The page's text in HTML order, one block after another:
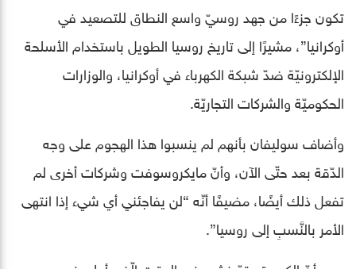
تكون جزءًا من جهد روسيّ واسع النطاق للتصعيد في
أوكرانيا”، مشيرًا إلى تاريخ روسيا الطويل باستخدام الأسلحة
الإلكترونيّة ضدّ شبكة الكهرباء في أوكرانيا، والوزارات
الحكوميّة والشركات التجاريّة.
وأضاف سوليفان بأنهم لم ينسبوا هذا الهجوم على وجه
الدّقة بعد حتّى الآن، وأنّ مايكروسوفت وشركات أخرى لم
تفعل ذلك أيضًا، مضيفًا أنّه “لن يفاجئني أي شيء إذا انتهى
الأمر بالنَّسبِ إلى روسيا”.